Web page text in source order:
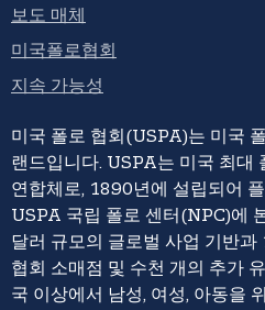
보도 매체
미국폴로협회
지속 가능성
미국 폴로 협회(USPA)는 미국
랜드입니다. USPA는 미국 최대
연합체로, 1890년에 설립되어
USPA 국립 폴로 센터(NPC)에
달러 규모의 글로벌 사업 기반
협회 소매점 및 수천 개의 추가
국 이상에서 남성, 여성, 아동을